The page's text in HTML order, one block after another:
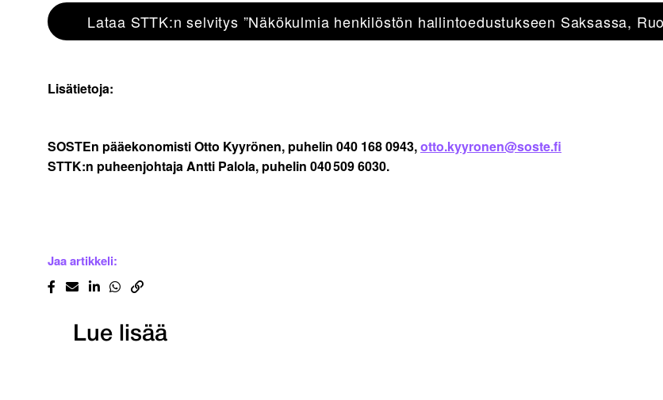
Lataa STTK:n selvitys ”Näkökulmia henkilöstön hallintoedustukseen Saksassa,
Lisätietoja:
SOSTEn pääekonomisti Otto Kyyrönen, puhelin 040 168 0943,otto.kyyronen@soste.fi
STTK:n puheenjohtaja Antti Palola, puhelin 040 509 6030.
Jaa artikkeli:
Lue lisää